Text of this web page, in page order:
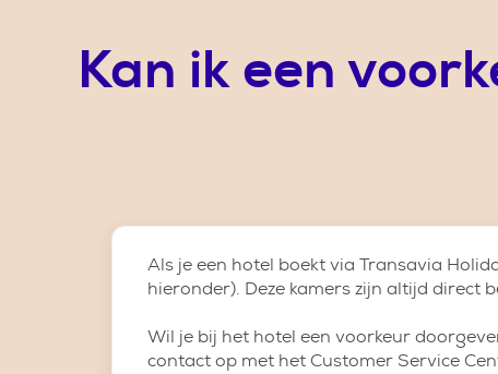
Kan ik een
Als je een hotel boekt via Transavia
hieronder). Deze kamers zijn altijd direct
Wil je bij het hotel een voorkeur
contact op met het Customer Service